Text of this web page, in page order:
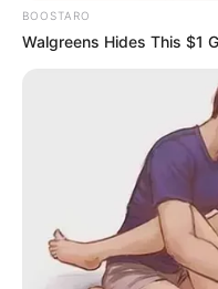
Ver más
BOOSTARO
Walgreens Hides This $1